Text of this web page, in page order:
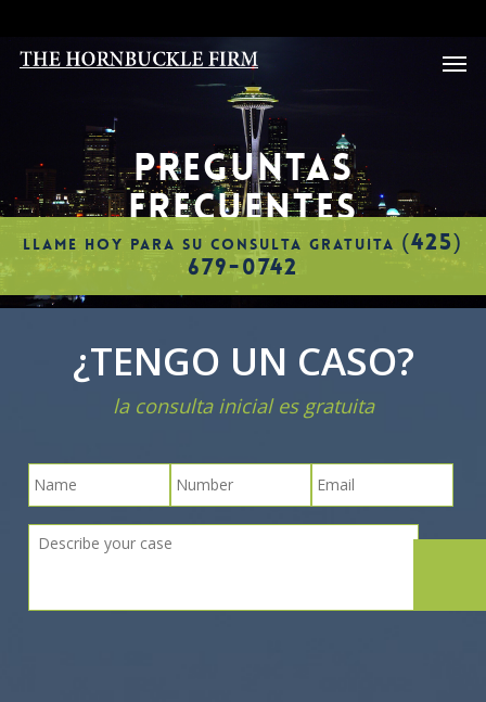
to
main
content
PREGUNTAS
FRECUENTES
LLAME HOY PARA SU CONSULTA GRATUITA (425)
679-0742
¿TENGO UN CASO?
la consulta inicial es gratuita